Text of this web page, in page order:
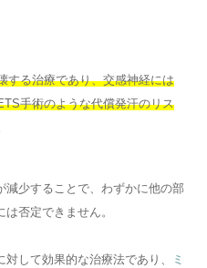
する治療であり、交感神経には
手術のような代償発汗のリス
減少することで、わずかに他の部
否定できません。
して効果的な治療法であり、
ミ